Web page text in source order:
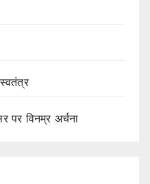
पर विनम्र अर्चना